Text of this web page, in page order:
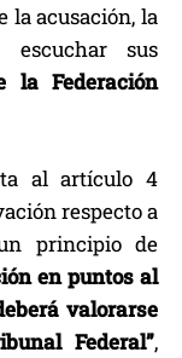
la acusación, la
sus
Federación
al artículo 4
respecto a
principio de
en puntos al
valorarse
Federal”,